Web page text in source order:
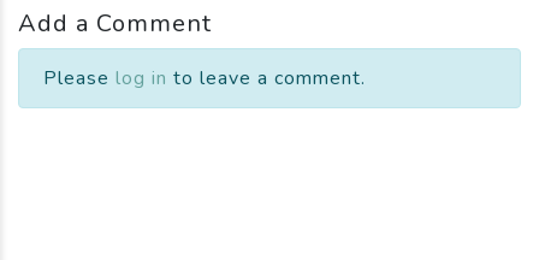
Add a Comment
Please log in to leave a comment.